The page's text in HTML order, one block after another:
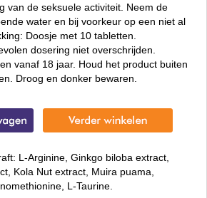
van de seksuele activiteit. Neem de
water en bij voorkeur op een niet al
Doosje met 10 tabletten.
dosering niet overschrijden.
vanaf 18 jaar. Houd het product buiten
Droog en donker bewaren.
L-Arginine, Ginkgo biloba extract,
Kola Nut extract, Muira puama,
L-Taurine.